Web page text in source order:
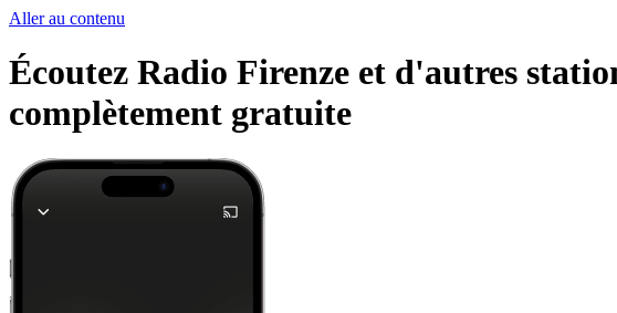
Aller au contenu
Écoutez Radio Firenze et d'autres
complètement gratuite